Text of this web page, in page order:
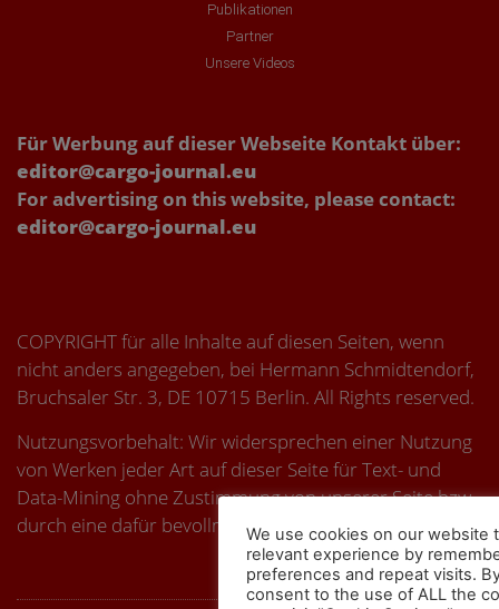
Publikationen
Partner
Unsere Videos
Für Werbung auf dieser Webseite Kontakt über:
editor@cargo-journal.eu
For advertising on this website, please contact:
editor@cargo-journal.eu
COPYRIGHT für alle Inhalte auf diesen Seiten, wenn
nicht anders angegeben, bei Hermann Schmidtendorf,
Bruchsaler Str. 3, DE 10715 Berlin. All Rights reserved.
Nutzungsvorbehalt: Wir widersprechen einer Nutzung
von Werken jeder Art auf dieser Seite für Text- und
Data-Mining ohne Zustimmung von unserer Seite bzw.
durch eine dafür bevollmächtigte Seite.We use cookies on our website
relevant experience by
preferences and repeat visits.
consent to the use of ALL the